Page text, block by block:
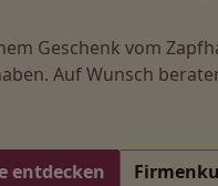
Geschenk vom
Auf Wunsch
entdecken